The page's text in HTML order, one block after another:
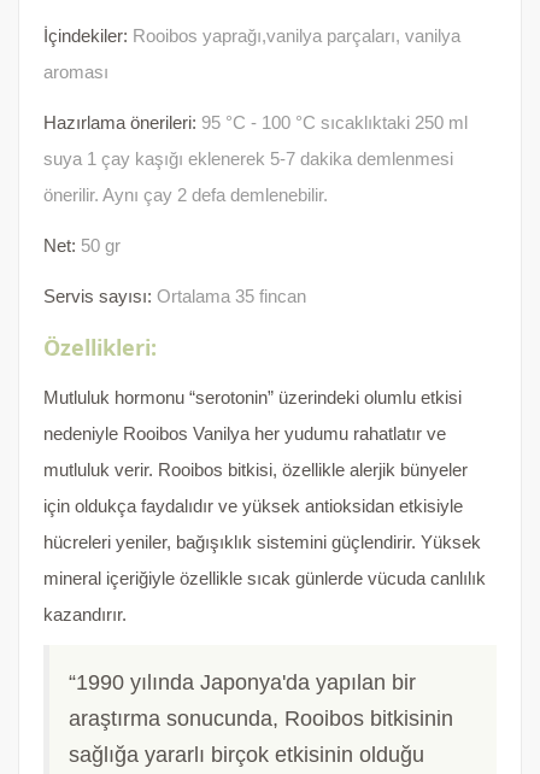
İçindekiler: Rooibos yaprağı,vanilya parçaları, vanilya
aroması
Hazırlama önerileri: 95 °C - 100 °C sıcaklıktaki 250 ml
suya 1 çay kaşığı eklenerek 5-7 dakika demlenmesi
önerilir. Aynı çay 2 defa demlenebilir.
Net: 50 gr
Servis sayısı: Ortalama 35 fincan
Özellikleri:
Mutluluk hormonu “serotonin” üzerindeki olumlu etkisi
nedeniyle Rooibos Vanilya her yudumu rahatlatır ve
mutluluk verir. Rooibos bitkisi, özellikle alerjik bünyeler
için oldukça faydalıdır ve yüksek antioksidan etkisiyle
hücreleri yeniler, bağışıklık sistemini güçlendirir. Yüksek
mineral içeriğiyle özellikle sıcak günlerde vücuda canlılık
kazandırır.
“1990 yılında Japonya'da yapılan bir
araştırma sonucunda, Rooibos bitkisinin
sağlığa yararlı birçok etkisinin olduğu